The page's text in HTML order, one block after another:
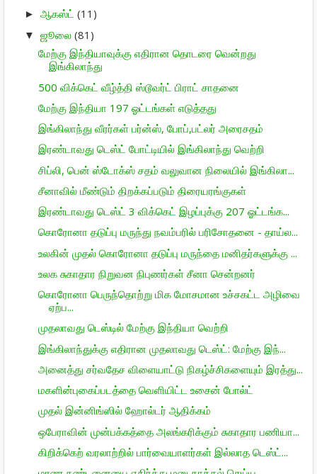
► ஆகஸ்ட் (11)
▼ ஜூலை (81)
மேற்கு இந்தியாவுக்கு எதிரான தொடரை வென்றது
இங்கிலாந்து
500 விக்கெட் வீழ்த்தி ஸ்டூவர்ட் பிராட் சாதனை
மேற்கு இந்தியா 197 ஓட்டங்கள் எடுத்தது
இங்கிலாந்து வீரர்கள் பர்ன்ஸ், போப்,பட்லர் அரைசதம்
இரண்டாவது டெஸ்ட் போட்டியில் இங்கிலாந்து வெற்றி
சிப்லி, பென் ஸ்டோக்ஸ் சதம் வலுவான நிலையில் இங்கிலா...
சீனாவில் மீண்டும் திறக்கப்படும் திரையரங்குகள்
இரண்டாவது டெஸ்ட் 3 விக்கெட் இழப்புக்கு 207 ஓட்டங்க...
கொரோனா தடுப்பு மருந்து நவம்பரில் பரிசோதனை - தாய்ல...
உலகின் முதல் கொரோனா தடுப்பு மருந்தை மனிதர்களுக்கு ...
உலக சுகாதார நிறுவன நிபுணர்கள் சீனா சென்றனர்
கொரோனா பெருந்தொற்று மிக மோசமான உச்சகட்ட அழிவை
ஏற்ப...
முதலாவது டெஸ்டில் மேற்கு இந்தியா வெற்றி
இங்கிலாந்துக்கு எதிரான முதலாவது டெஸ்ட்: மேற்கு இந்...
அனைத்து சர்வதேச விளையாட்டு நிகழ்ச்சிகளையும் இரத்து...
மகளின்புகைப்படத்தை வெளியிட்ட உசைன் போல்ட்
முதல் இன்னிங்ஸில் ஹோல்டர் ஆதிக்கம்
ஒபேராவின் முன்பக்கத்தை அலங்கரிக்கும் சுகாதார பணியா...
கிறிக்கெற் வரலாற்றில் பார்வையாளர்கள் இல்லாத டெஸ்ட்...